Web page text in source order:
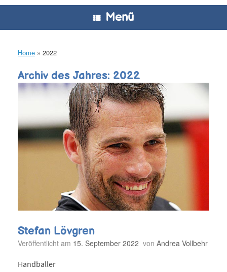
Menü
Home » 2022
Archiv des Jahres: 2022
Stefan Lövgren
Veröffentlicht am 15. September 2022 von Andrea Vollbehr
Handballer